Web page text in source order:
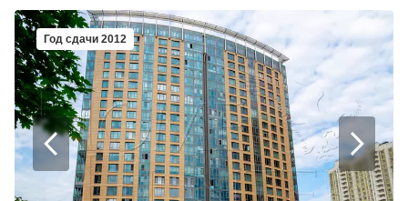
Год сдачи 2012